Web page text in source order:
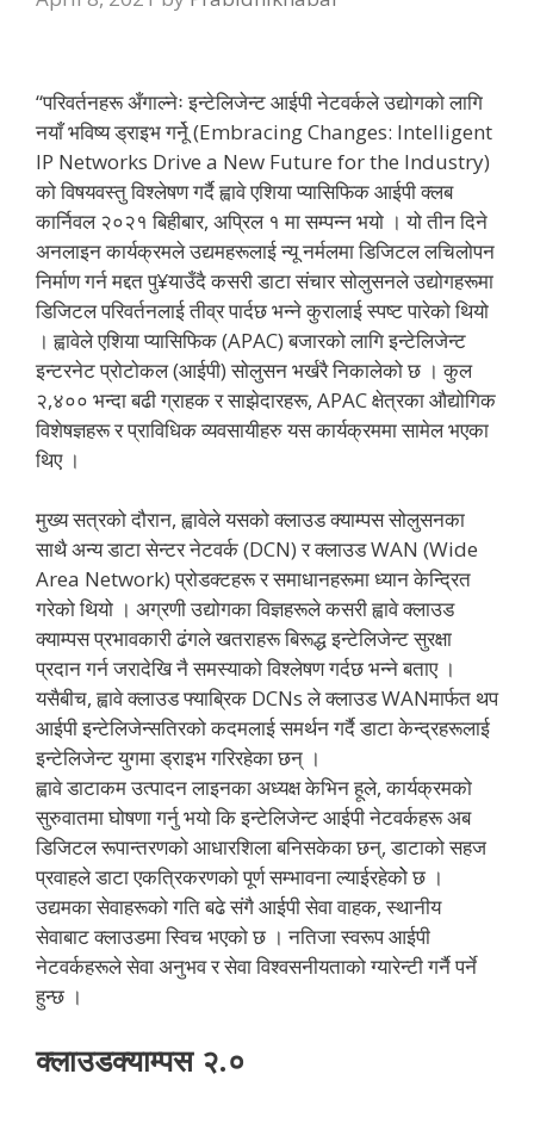
“परिवर्तनहरू अँगाल्नेः इन्टेलिजेन्ट आईपी नेटवर्कले उद्योगको लागि
नयाँ भविष्य ड्राइभ गर्नेू (Embracing Changes: Intelligent
IP Networks Drive a New Future for the Industry)
को विषयवस्तु विश्लेषण गर्दै ह्वावे एशिया प्यासिफिक आईपी क्लब
कार्निवल २०२१ बिहीबार, अप्रिल १ मा सम्पन्न भयो । यो तीन दिने
अनलाइन कार्यक्रमले उद्यमहरूलाई न्यू नर्मलमा डिजिटल लचिलोपन
निर्माण गर्न मद्दत पु¥याउँदै कसरी डाटा संचार सोलुसनले उद्योगहरूमा
डिजिटल परिवर्तनलाई तीव्र पार्दछ भन्ने कुरालाई स्पष्ट पारेको थियो
। ह्वावेले एशिया प्यासिफिक (APAC) बजारको लागि इन्टेलिजेन्ट
इन्टरनेट प्रोटोकल (आईपी) सोलुसन भर्खरै निकालेको छ । कुल
२,४०० भन्दा बढी ग्राहक र साझेदारहरू, APAC क्षेत्रका औद्योगिक
विशेषज्ञहरू र प्राविधिक व्यवसायीहरु यस कार्यक्रममा सामेल भएका
थिए ।
मुख्य सत्रको दौरान, ह्वावेले यसको क्लाउड क्याम्पस सोलुसनका
साथै अन्य डाटा सेन्टर नेटवर्क (DCN) र क्लाउड WAN (Wide
Area Network) प्रोडक्टहरू र समाधानहरूमा ध्यान केन्द्रित
गरेको थियो । अग्रणी उद्योगका विज्ञहरूले कसरी ह्वावे क्लाउड
क्याम्पस प्रभावकारी ढंगले खतराहरू बिरूद्ध इन्टेलिजेन्ट सुरक्षा
प्रदान गर्न जरादेखि नै समस्याको विश्लेषण गर्दछ भन्ने बताए ।
यसैबीच, ह्वावे क्लाउड फ्याब्रिक DCNs ले क्लाउड WANमार्फत थप
आईपी इन्टेलिजेन्सतिरको कदमलाई समर्थन गर्दै डाटा केन्द्रहरूलाई
इन्टेलिजेन्ट युगमा ड्राइभ गरिरहेका छन् ।
ह्वावे डाटाकम उत्पादन लाइनका अध्यक्ष केभिन हूले, कार्यक्रमको
सुरुवातमा घोषणा गर्नु भयो कि इन्टेलिजेन्ट आईपी नेटवर्कहरू अब
डिजिटल रूपान्तरणको आधारशिला बनिसकेका छन्, डाटाको सहज
प्रवाहले डाटा एकत्रिकरणको पूर्ण सम्भावना ल्याईरहेकोे छ ।
उद्यमका सेवाहरूको गति बढे संगै आईपी सेवा वाहक, स्थानीय
सेवाबाट क्लाउडमा स्विच भएको छ । नतिजा स्वरूप आईपी
नेटवर्कहरूले सेवा अनुभव र सेवा विश्वसनीयताको ग्यारेन्टी गर्नै पर्ने
हुन्छ ।
क्लाउडक्याम्पस २.०